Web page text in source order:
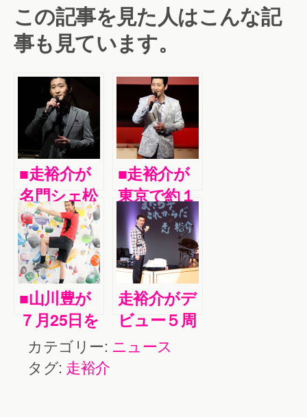
この記事を見た人はこんな記
事も見ています。
■走裕介が
名門シェ松
尾でクリス
マスディナ
ーショー。
ロシア在住
の注目のピ
アニスト・
今泉響平と
初コラボ
■走裕介が
東京で約１
年ぶりのソ
ロコンサー
ト。師匠の
船村徹メド
レーや本格
的な衣装で
の外郎売り
■山川豊が
７月25日を
「山川の
日」と制定
走裕介がデ
ビュー５周
年記念コン
カテゴリー: ニュース
タグ: 走裕介